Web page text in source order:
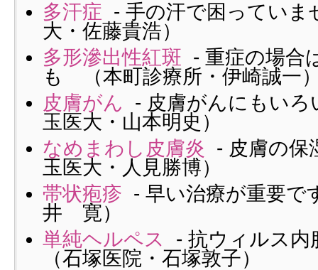
多汗症 - 手の汗で困ってい
大・佐藤貴浩）
多形滲出性紅斑 - 重症の場合
も （本町診療所・伊崎誠一
皮膚がん - 皮膚がんにもい
玉医大・山本明史）
なめまわし皮膚炎 - 皮膚の
玉医大・人見勝博）
帯状疱疹 - 早い治療が重要で
井 寛）
単純ヘルペス
- 抗ウィルス
（石塚医院・石塚敦子）